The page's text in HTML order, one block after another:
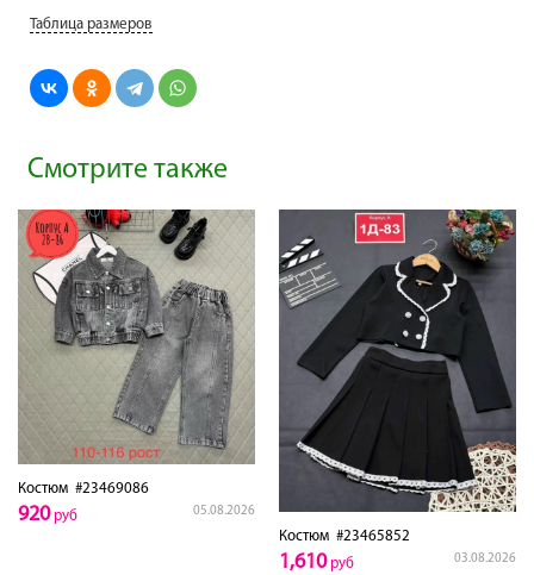
Таблица размеров
Смотрите также
Костюм #23469086
05.08.2026
920руб
Костюм #23465852
03.08.2026
1,610руб